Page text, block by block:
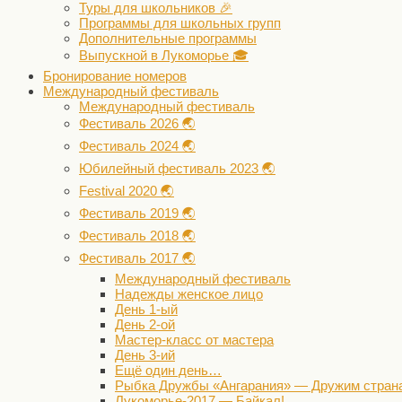
Туры для школьников 🎉
Программы для школьных групп
Дополнительные программы
Выпускной в Лукоморье 🎓
Бронирование номеров
Международный фестиваль
Международный фестиваль
Фестиваль 2026 🌏
Фестиваль 2024 🌏
Юбилейный фестиваль 2023 🌏
Festival 2020 🌏
Фестиваль 2019 🌏
Фестиваль 2018 🌏
Фестиваль 2017 🌏
Международный фестиваль
Надежды женское лицо
День 1-ый
День 2-ой
Мастер-класс от мастера
День 3-ий
Ещё один день…
Рыбка Дружбы «Ангарания» — Дружим